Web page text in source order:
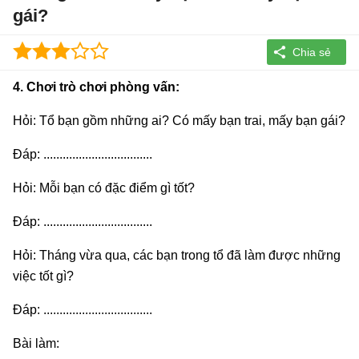
gái?
4. Chơi trò chơi phòng vấn:
Hỏi: Tổ bạn gồm những ai? Có mấy bạn trai, mấy bạn gái?
Đáp: ..................................
Hỏi: Mỗi bạn có đặc điểm gì tốt?
Đáp: ..................................
Hỏi: Tháng vừa qua, các bạn trong tổ đã làm được những
việc tốt gì?
Đáp: ..................................
Bài làm: